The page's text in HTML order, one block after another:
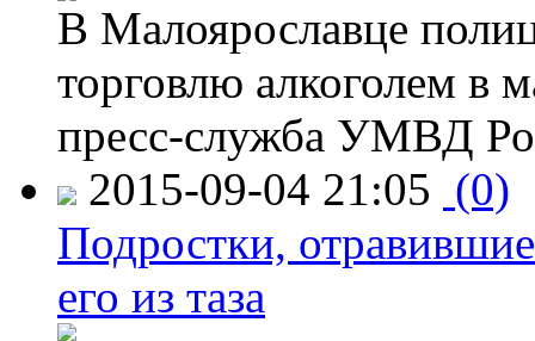
В Малоярославце
торговлю алкоголем в
пресс-служба УМВД
2015-09-04 21:05 (0)
Подростки,
его из таза